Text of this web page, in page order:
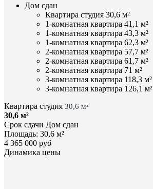
Дом сдан
Квартира студия 30,6 м²
1-комнатная квартира 41,1 м²
1-комнатная квартира 43,3 м²
1-комнатная квартира 62,3 м²
2-комнатная квартира 57,7 м²
2-комнатная квартира 61,7 м²
2-комнатная квартира 71 м²
3-комнатная квартира 118,3 м²
3-комнатная квартира 126,1 м²
Квартира студия 30,6 м²
30,6 м²
Срок сдачи Дом сдан
Площадь: 30,6 м²
4 365 000 руб
Динамика цены